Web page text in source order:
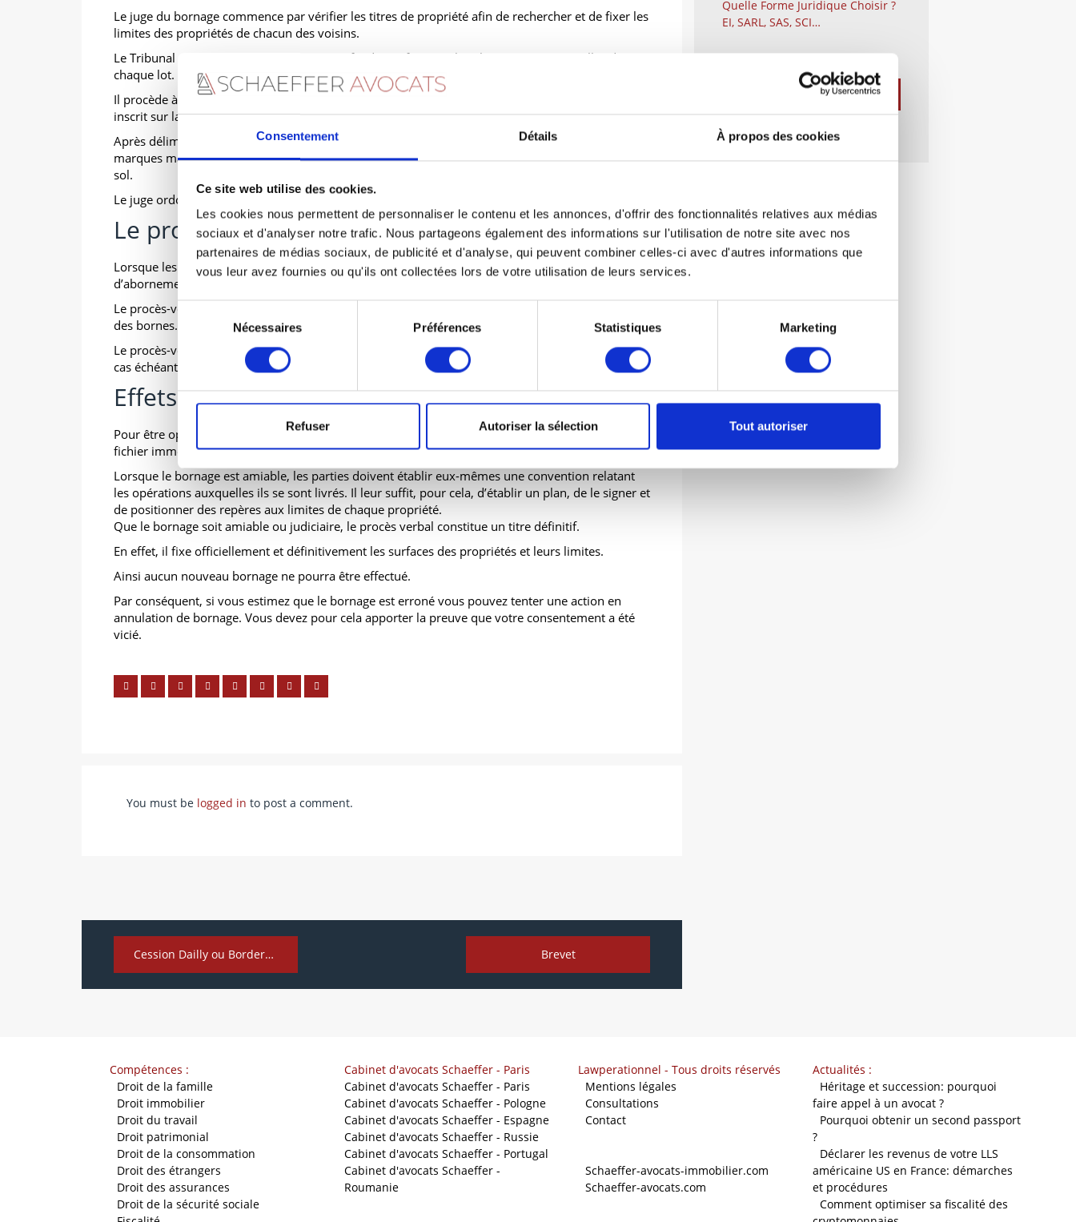
Consentement Détails À propos des cookies
Ce site web utilise des cookies.
Les cookies nous permettent de personnaliser le contenu et les annonces, d'offrir des fonctionnalités relatives aux médias
sociaux et d'analyser notre trafic. Nous partageons également des informations sur l'utilisation de notre site avec nos
partenaires de médias sociaux, de publicité et d'analyse, qui peuvent combiner celles-ci avec d'autres informations que
vous leur avez fournies ou qu'ils ont collectées lors de votre utilisation de leurs services.
Sélection
consentement
Nécessaires Préférences Statistiques Marketing
Refuser Autoriser la sélection Tout autoriser
Le juge du bornage commence par vérifier les titres de propriété afin de rechercher et de fixer les
limites des propriétés de chacun des voisins.
Le Tribunal procède ensuite à l’arpentage afin de vérifier sur place les contenances réelles de
chaque lot.
Il procède à cette opération par lui-même ou bien, le plus souvent nomme un géomètre-expert
inscrit sur la liste d’experts près la Cour d’Appel.
Après délimitation des propriétés par l’expert, le bornage se concrétise par le placement de
marques matérielles qui peuvent être un fossé, une clôture ou bien des bornes plantées dans le
sol.
Le juge ordonne, s’il y a lieu, les restitutions de fruits correspondant aux rectifications de limites.
Le procès verbal d’abornement
Lorsque les opérations de bornage sont terminées, le géomètre expert dresse un procès-verbal
d’abornement constatant toutes les opérations effectuées.
Le procès-verbal contient un plan de ou croquis des lignes séparatives et mentionne la situation
des bornes.
Le procès-verbal élaboré par le géomètre expert est signé par toutes les parties en cause ou le
cas échéant, en cas de désaccord, homologué par le tribunal.
Effets du bornage
Pour être opposable aux tiers, le procès-verbal établi par le géomètre-expert doit être publié au
fichier immobilier tenu à la conservation des hypothèques du lieu de la situation des biens.
Lorsque le bornage est amiable, les parties doivent établir eux-mêmes une convention relatant
les opérations auxquelles ils se sont livrés. Il leur suffit, pour cela, d’établir un plan, de le signer et
de positionner des repères aux limites de chaque propriété.
Que le bornage soit amiable ou judiciaire, le procès verbal constitue un titre définitif.
En effet, il fixe officiellement et définitivement les surfaces des propriétés et leurs limites.
Ainsi aucun nouveau bornage ne pourra être effectué.
Par conséquent, si vous estimez que le bornage est erroné vous pouvez tenter une action en
annulation de bornage. Vous devez pour cela apporter la preuve que votre consentement a été
vicié.
You must be logged in to post a comment.
Cession Dailly ou Bordereau Dailly Brevet
Quelle Forme Juridique Choisir ?
EI, SARL, SAS, SCI…
Compétences :
Droit de la famille
Droit immobilier
Droit du travail
Droit patrimonial
Droit de la consommation
Droit des étrangers
Droit des assurances
Droit de la sécurité sociale
Cabinet d'avocats Schaeffer - Paris
Cabinet d'avocats Schaeffer - Paris
Cabinet d'avocats Schaeffer - Pologne
Cabinet d'avocats Schaeffer - Espagne
Cabinet d'avocats Schaeffer - Russie
Cabinet d'avocats Schaeffer - Portugal
Cabinet d'avocats Schaeffer -
Roumanie
Lawperationnel - Tous droits réservés
Mentions légales
Consultations
Contact
Schaeffer-avocats-immobilier.com
Schaeffer-avocats.com
Actualités :
Héritage et succession: pourquoi
faire appel à un avocat ?
Pourquoi obtenir un second passport
?
Déclarer les revenus de votre LLS
américaine US en France: démarches
et procédures
Comment optimiser sa fiscalité des